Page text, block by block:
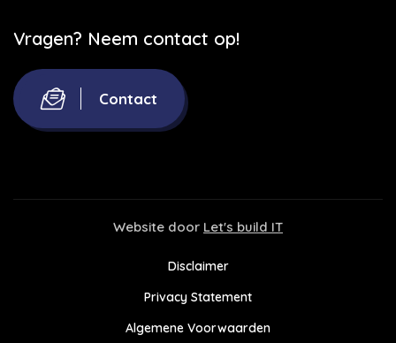
Vragen? Neem contact op!
Contact
Website door Let's build IT
Disclaimer
Privacy Statement
Algemene Voorwaarden